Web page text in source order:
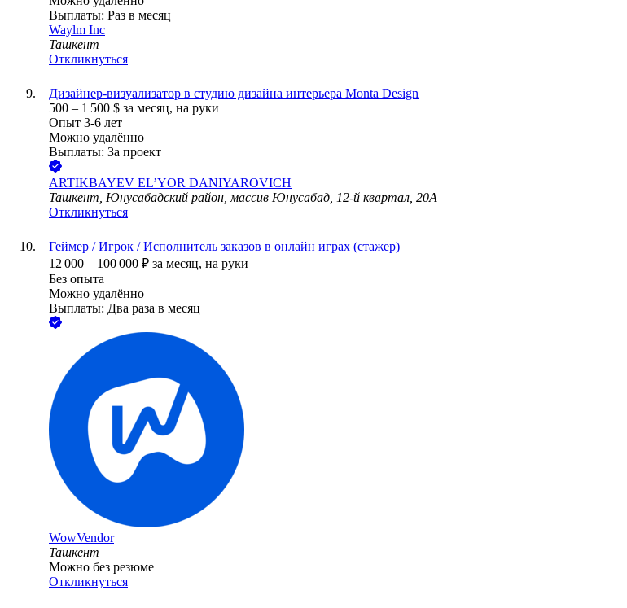
Выплаты: Раз в месяц
Waylm Inc
Ташкент
Откликнуться
Дизайнер-визуализатор в студию дизайна интерьера Monta Design
500 – 1 500 $ за месяц, на руки
Опыт 3-6 лет
Можно удалённо
Выплаты: За проект
ARTIKBAYEV EL’YOR DANIYAROVICH
Ташкент, Юнусабадский район, массив Юнусабад, 12-й квартал, 20A
Откликнуться
Геймер / Игрок / Исполнитель заказов в онлайн играх (стажер)
12 000 – 100 000 ₽ за месяц, на руки
Без опыта
Можно удалённо
Выплаты: Два раза в месяц
WowVendor
Ташкент
Можно без резюме
Откликнуться